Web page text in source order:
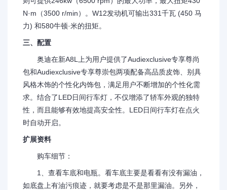
N·m（3500 r/min）。W12发动机可输出331千瓦 (450 马
力) 和580牛顿·米的扭矩。
三、配置
奥迪在新A8L上为用户提供了Audiexclusive专享尊尚
包和Audiexclusive专享尊崇包两项配备高品质皮饰、别具
风格木饰的个性化内饰包，满足用户不断增加的个性化需
求。结合了LED日间行车灯，不仅增添了轿车外观的独特
性，而且能够有效地提高安全性。LED日间行车灯在点火
时自动开启。
扩展资料
购车细节：
1、查看车底和电瓶。看车底主要是看看有没有漏油，
如底盘上有油污痕迹，就要考虑是不是那里漏油。另外，